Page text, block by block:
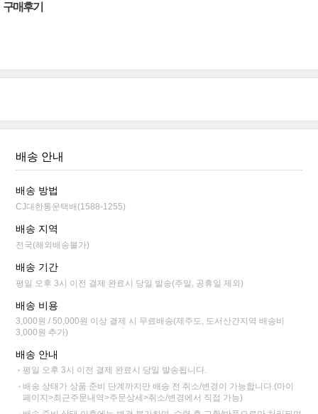
구매후기
배송 안내
배송 방법
CJ대한통운택배(1588-1255)
배송 지역
전국(해외배송불가)
배송 기간
평일 오후 3시 이전 결제 완료시 당일 발송(주말, 공휴일 제외)
배송 비용
3,000원 / 50,000원 이상 결제 시 무료배송(제주도, 도서산간지역 배송비
3,000원 추가)
배송 안내
평일 오후 3시 이전 결제 완료시 당일 발송됩니다.
배송 상태가 상품 준비 단계까지만 배송 전 취소/변경이 가능합니다.(마이
페이지>최근주문내역>주문상세>취소/변경에서 직접 가능)